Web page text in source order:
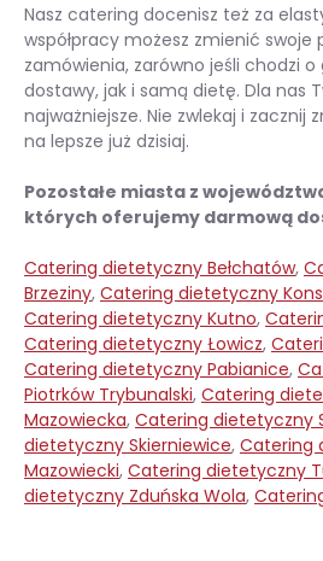
Nasz catering docenisz też za
współpracy możesz zmienić
zamówienia, zarówno jeśli chodzi o
dostawy, jak i samą dietę. Dla nas
najważniejsze. Nie zwlekaj i zacznij
na lepsze już dzisiaj.
Pozostałe miasta z
których oferujemy darmową
Catering dietetyczny Bełchatów,
Brzeziny, Catering dietetyczny
Catering dietetyczny Kutno,
Catering dietetyczny Łowicz,
Catering dietetyczny Pabianice,
Piotrków Trybunalski, Catering
Mazowiecka, Catering dietetyczny
dietetyczny Skierniewice, Catering
Mazowiecki, Catering dietetyczny
dietetyczny Zduńska Wola,